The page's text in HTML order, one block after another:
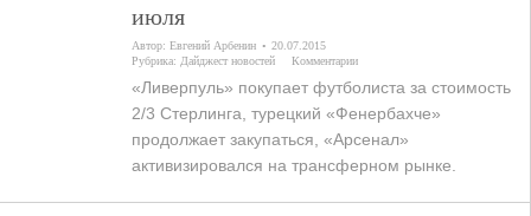
июля
Автор:Евгений Арбенин
20.07.2015
Рубрика: Дайджест новостей Комментарии
«Ливерпуль» покупает футболиста за стоимость
2/3 Стерлинга, турецкий «Фенербахче»
продолжает закупаться, «Арсенал»
активизировался на трансферном рынке.